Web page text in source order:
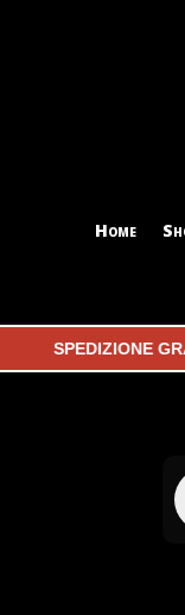
Home
SPEDIZIONE